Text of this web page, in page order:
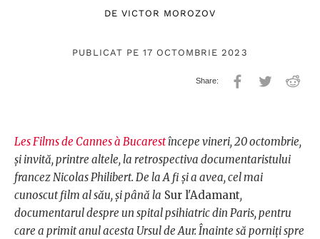
DE VICTOR MOROZOV
PUBLICAT PE 17 OCTOMBRIE 2023
Les Films de Cannes à Bucarestîncepe vineri, 20 octombrie,
și invită, printre altele, la retrospectiva documentaristului
francez Nicolas Philibert. De la A fi și a avea, cel mai
cunoscut film al său, și până la Sur l'Adamant,
documentarul despre un spital psihiatric din Paris, pentru
care a primit anul acesta Ursul de Aur. Înainte să porniți spre